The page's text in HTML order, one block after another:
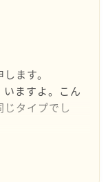
ます。
ますよ。こん
タイプでし
おもしろおか
盛り上げたい
めるための手